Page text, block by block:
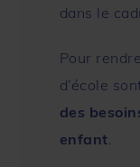
dans le
Pour
d’école
des
enfant